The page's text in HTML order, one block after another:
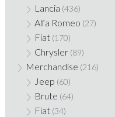
Lancia (436)
Alfa Romeo (27)
Fiat (170)
Chrysler (89)
Merchandise (216)
Jeep (60)
Brute (64)
Fiat (34)